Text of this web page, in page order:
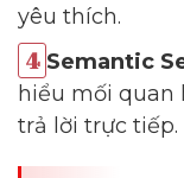
yêu thích.
Semantic
hiểu mối quan
trả lời trực tiếp.